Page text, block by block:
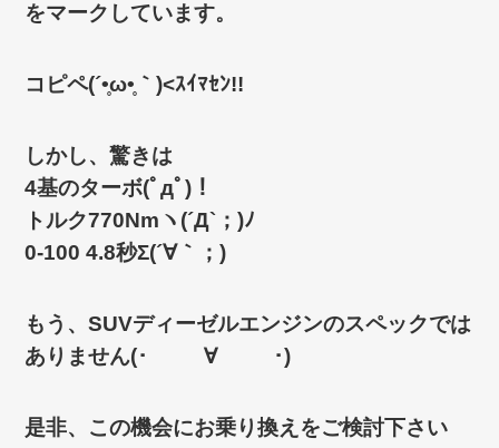
をマークしています。
コピペ(´•̥ω•̥｀)<ｽｲﾏｾﾝ!!
しかし、驚きは
4基のターボ(ﾟдﾟ)！
トルク770Nmヽ(´Д`；)ﾉ
0-100 4.8秒Σ(´∀｀；)
もう、SUVディーゼルエンジンのスペックでは
ありません(･ ∀ ･)
是非、この機会にお乗り換えをご検討下さい